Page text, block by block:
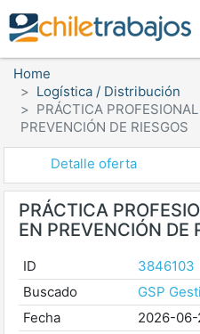
Home
Logística / Distribución
PRÁCTICA
PREVENCIÓN DE RIESGOS
Detalle oferta
PRÁCTICA
EN PREVENCIÓN DE
ID
3846103
Buscado
GSP
Fecha
2026-06-